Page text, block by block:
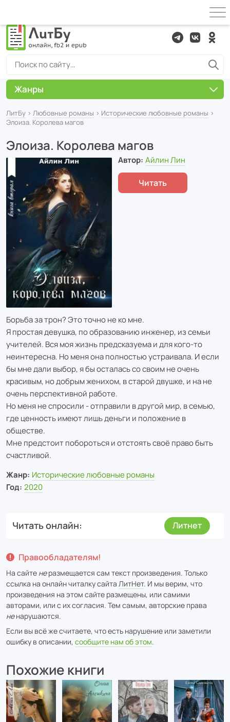
ЛитБу › Любовные романы › Исторические любовные романы ›
Элоиза. Королева магов
Элоиза. Королева магов
Автор: Айлин Лин
Читать
Борьба за трон? Это точно не ко мне.
Я простая девушка, по образованию инженер, из семьи
учителей. Вся моя жизнь предсказуема и для кого-то
неинтересна. Но меня она полностью устраивала. И если
бы мне дали выбор, я бы осталась со своим не очень
красивым, но добрым женихом, в старой двушке, и на не
очень перспективной работе.
Но меня не спросили - отправили в другой мир, в семью,
где ценность имеют лишь деньги и положение в
обществе.
Мне предстоит побороться и отстоять своё право быть
счастливой.
Жанр: Исторические любовные романы
Год: 2020
Читать онлайн Литнет
Правообладателям!
На сайте неразмещается сам текст произведения. Только
ссылка на онлайн читалку сайта ЛитНет. И мы верим, что
произведения на этом сайте размещены, или самими
авторами, или с их согласия. Тем самым, авторские права
ненарушаются.
Если вы всё же считаете, что есть нарушение или заметили
ошибку в описании, сообщите нам об этом.
Похожие книги
Жанры